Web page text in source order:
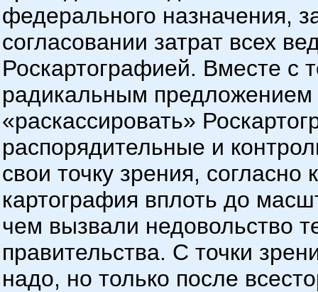
федерального назначения,
согласовании затрат всех
Роскартографией. Вместе с
радикальным
«раскассировать»
распорядительные и
свои точку зрения, согласно
картография вплоть до
чем вызвали недовольство
правительства. С точки
надо, но только после